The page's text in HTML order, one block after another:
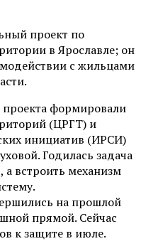
проект по
в Ярославле; он
с жильцами
формировали
(ЦРГТ) и
инициатив (ИРСИ)
Годилась задача
встроить механизм
на прошлой
прямой. Сейчас
к защите в июле.